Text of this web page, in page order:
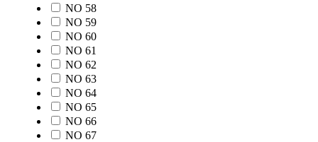
NO 58
NO 59
NO 60
NO 61
NO 62
NO 63
NO 64
NO 65
NO 66
NO 67